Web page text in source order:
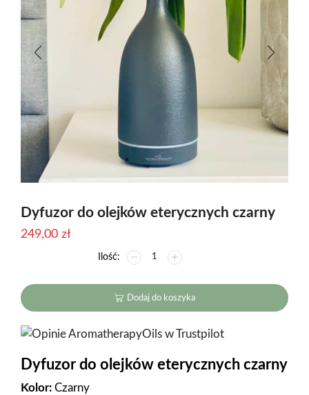
Dyfuzor do olejków eterycznych czarny
249,00 zł
ilość
do
olejków
eterycznych
Dodaj do koszyka
Dyfuzor do olejków eterycznych czarny
Kolor: Czarny